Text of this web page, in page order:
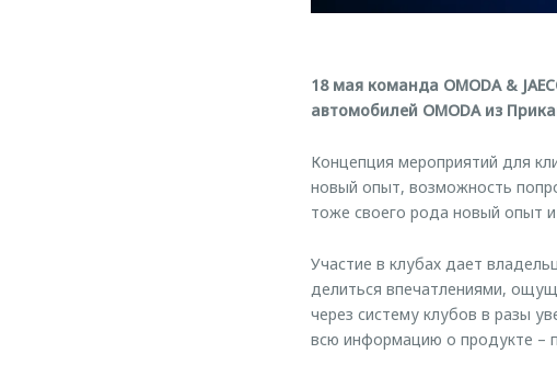
18 мая команда OMODA &
автомобилей OMODA из
Концепция мероприятий для
новый опыт, возможность
тоже своего рода новый опыт и
Участие в клубах дает
делиться впечатлениями,
через систему клубов в разы
всю информацию о продукте –